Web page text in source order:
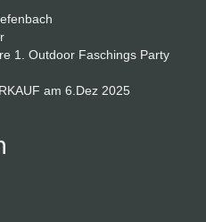
1. Outdoor Faschings Party
am 6.Dez 2025